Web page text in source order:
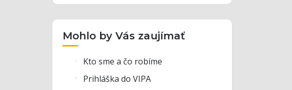
Mohlo by Vás zaujímať
Kto sme a čo robíme
Prihláška do VIPA